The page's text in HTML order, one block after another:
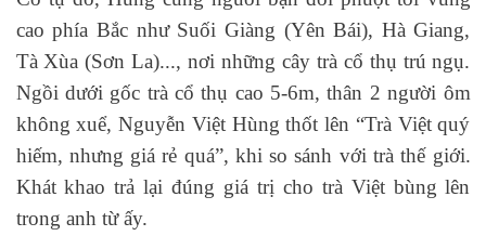
cao phía Bắc như Suối Giàng (Yên Bái), Hà Giang,
Tà Xùa (Sơn La)..., nơi những cây trà cổ thụ trú ngụ.
Ngồi dưới gốc trà cổ thụ cao 5-6m, thân 2 người ôm
không xuể, Nguyễn Việt Hùng thốt lên “Trà Việt quý
hiếm, nhưng giá rẻ quá”, khi so sánh với trà thế giới.
Khát khao trả lại đúng giá trị cho trà Việt bùng lên
trong anh từ ấy.